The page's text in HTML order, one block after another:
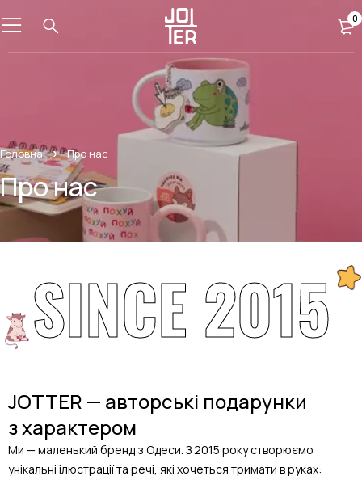
0
Головна Про нас
Про нас
SINCE 2015
JOTTER — авторські подарунки
з характером
Ми — маленький бренд з Одеси. З 2015 року створюємо
унікальні ілюстрації та речі, які хочеться тримати в руках: